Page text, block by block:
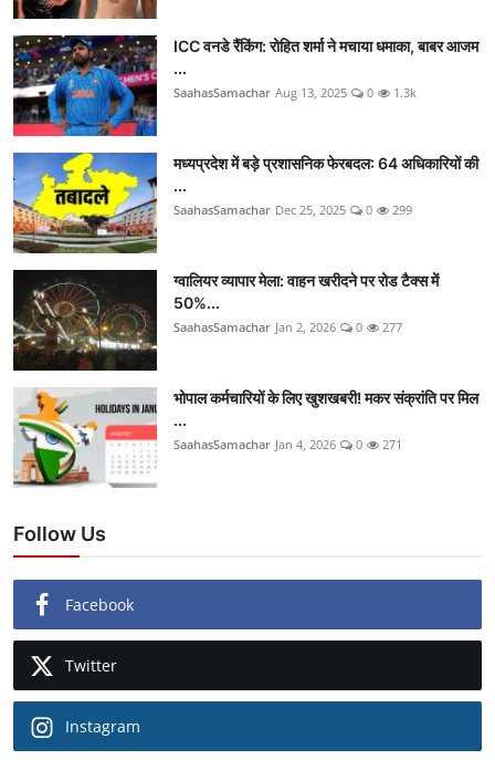
ICC वनडे रैंकिंग: रोहित शर्मा ने मचाया धमाका, बाबर आजम
...
SaahasSamachar Aug 13, 2025 0 1.3k
मध्यप्रदेश में बड़े प्रशासनिक फेरबदल: 64 अधिकारियों की
...
SaahasSamachar Dec 25, 2025 0 299
ग्वालियर व्यापार मेला: वाहन खरीदने पर रोड टैक्स में
50%...
SaahasSamachar Jan 2, 2026 0 277
भोपाल कर्मचारियों के लिए खुशखबरी! मकर संक्रांति पर मिल
...
SaahasSamachar Jan 4, 2026 0 271
Follow Us
Facebook
Twitter
Instagram